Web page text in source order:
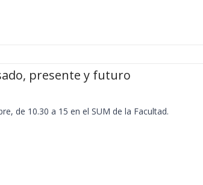
presente y futuro
de 10.30 a 15 en el SUM de la Facultad.